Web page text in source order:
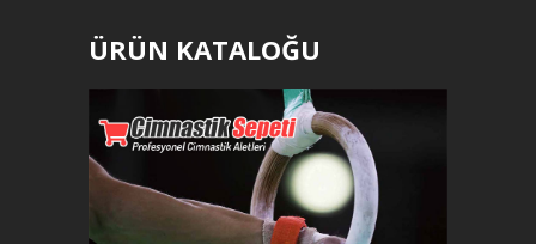
ÜRÜN KATALOĞU